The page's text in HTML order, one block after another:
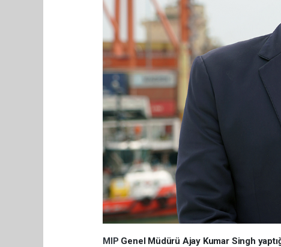
MIP Genel Müdürü Ajay Kumar Singh